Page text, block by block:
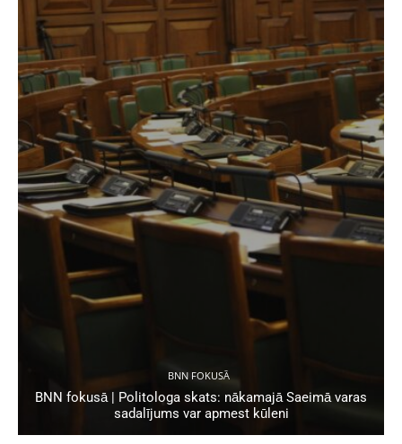
BNN FOKUSĀ
BNN fokusā | Politologa skats: nākamajā Saeimā varas
sadalījums var apmest kūleni